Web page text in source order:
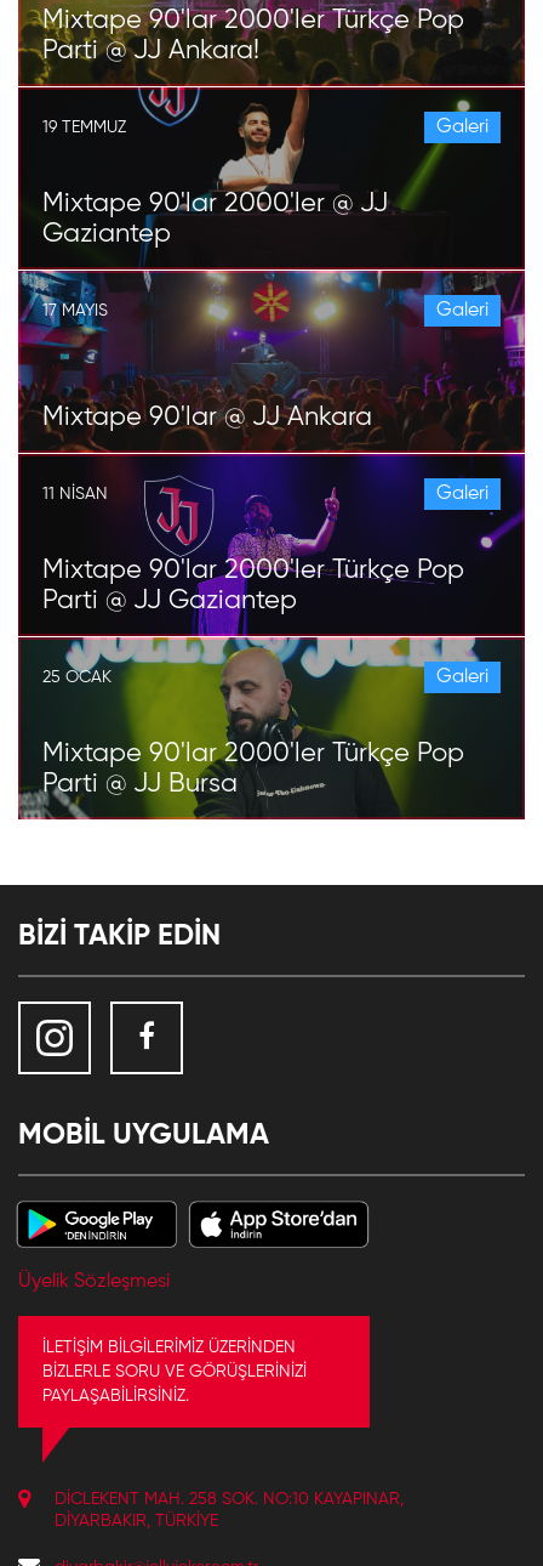
Mixtape 90'lar 2000'ler Türkçe Pop
Parti @ JJ Ankara!
19 TEMMUZ Galeri
Mixtape 90'lar 2000'ler @ JJ
Gaziantep
17 MAYIS Galeri
Mixtape 90'lar @ JJ Ankara
11 NISAN Galeri
Mixtape 90'lar 2000'ler Türkçe Pop
Parti @ JJ Gaziantep
25 OCAK Galeri
Mixtape 90'lar 2000'ler Türkçe Pop
Parti @ JJ Bursa
BİZİ TAKİP EDİN
MOBİL UYGULAMA
Üyelik Sözleşmesi
İLETİŞİM BİLGİLERİMİZ ÜZERİNDEN
BİZLERLE SORU VE GÖRÜŞLERİNİZİ
PAYLAŞABİLİRSİNİZ.
DICLEKENT MAH. 258 SOK. NO:10 KAYAPINAR,
DIYARBAKIR, TÜRKIYE